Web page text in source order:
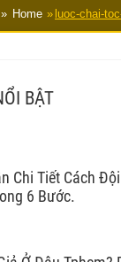
Home luoc-chai-
BẬT
Chi Tiết Cách
6 Bước.